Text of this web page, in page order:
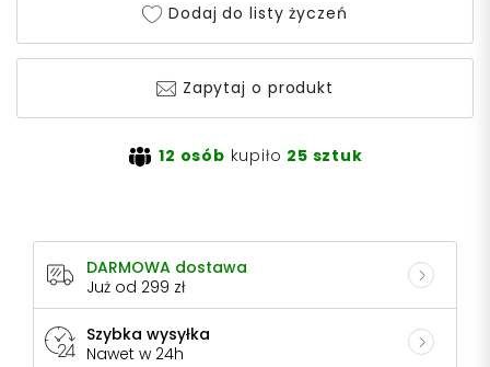
Dodaj do listy życzeń
Zapytaj o produkt
12 osób kupiło 25 sztuk
DARMOWA dostawa
Już od 299 zł
Szybka wysyłka
Nawet w 24h